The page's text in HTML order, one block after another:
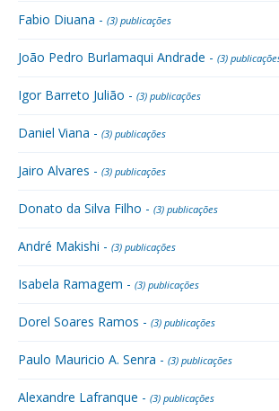
Fabio Diuana - (3) publicações
João Pedro Burlamaqui Andrade - (3)
Igor Barreto Julião - (3) publicações
Daniel Viana - (3) publicações
Jairo Alvares - (3) publicações
Donato da Silva Filho - (3) publicações
André Makishi - (3) publicações
Isabela Ramagem - (3) publicações
Dorel Soares Ramos - (3) publicações
Paulo Mauricio A. Senra - (3) publicações
Alexandre Lafranque - (3) publicações